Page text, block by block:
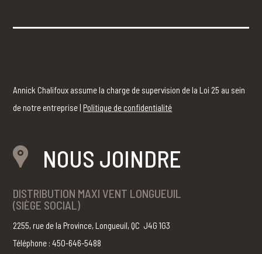
Annick Chalifoux assume la charge de supervision de la Loi 25 au sein
de notre entreprise |Politique de confidentialité
NOUS JOINDRE
DISTRIBUTION MAXI VENT LONGUEUIL
(SIÈGE SOCIAL)
2255, rue de la Province, Longueuil, QC J4G 1G3
Téléphone : 450-646-5488